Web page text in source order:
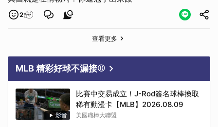
2
查看更多
MLB 精彩好球不漏接⚾
影音
比賽中交易成立！J-Rod簽名球棒換取
稀有動漫卡【MLB】2026.08.09
美國職棒大聯盟